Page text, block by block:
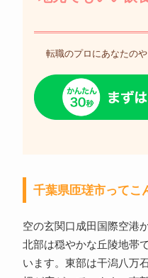
転職のプロにあなたの
千葉県匝瑳市ってこ
空の玄関口成田国際空港
北部は穏やかな丘陵地帯
います。東部は干潟八万